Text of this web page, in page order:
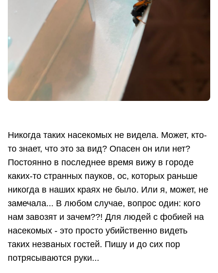
Никогда таких насекомых не видела. Может, кто-
то знает, что это за вид? Опасен он или нет?
Постоянно в последнее время вижу в городе
каких-то странных пауков, ос, которых раньше
никогда в наших краях не было. Или я, может, не
замечала... В любом случае, вопрос один: кого
нам завозят и зачем??! Для людей с фобией на
насекомых - это просто убийственно видеть
таких незваных гостей. Пишу и до сих пор
потрясываются руки...